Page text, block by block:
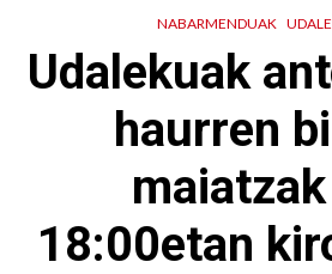
NABARMENDUAK
Udalekuak
haurren
18:00etan